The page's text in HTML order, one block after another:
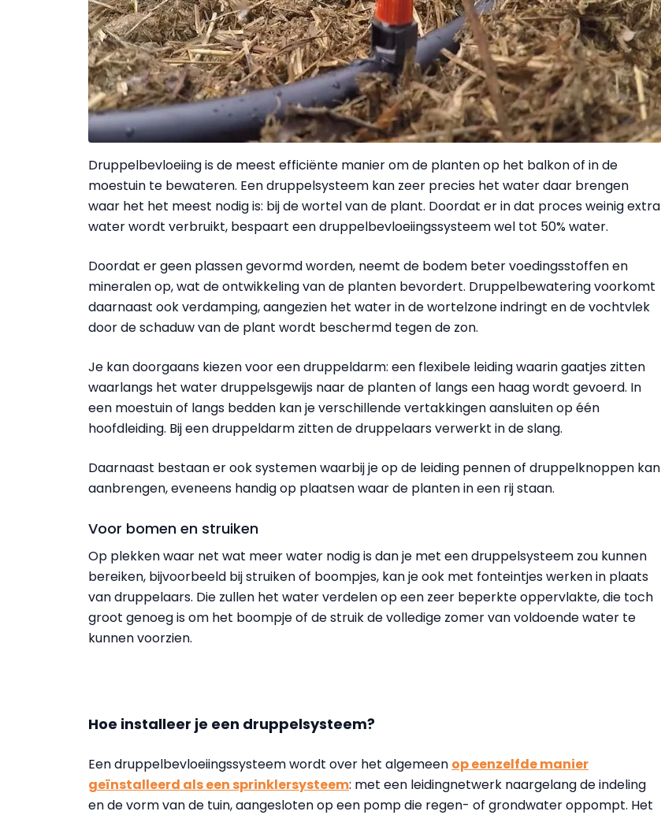
Druppelbevloeiing is de meest efficiënte manier om de planten op het balkon of in de
moestuin te bewateren. Een druppelsysteem kan zeer precies het water daar brengen
waar het het meest nodig is: bij de wortel van de plant. Doordat er in dat proces weinig extra
water wordt verbruikt, bespaart een druppelbevloeiingssysteem wel tot 50% water.
Doordat er geen plassen gevormd worden, neemt de bodem beter voedingsstoffen en
mineralen op, wat de ontwikkeling van de planten bevordert. Druppelbewatering voorkomt
daarnaast ook verdamping, aangezien het water in de wortelzone indringt en de vochtvlek
door de schaduw van de plant wordt beschermd tegen de zon.
Je kan doorgaans kiezen voor een druppeldarm: een flexibele leiding waarin gaatjes zitten
waarlangs het water druppelsgewijs naar de planten of langs een haag wordt gevoerd. In
een moestuin of langs bedden kan je verschillende vertakkingen aansluiten op één
hoofdleiding. Bij een druppeldarm zitten de druppelaars verwerkt in de slang.
Daarnaast bestaan er ook systemen waarbij je op de leiding pennen of druppelknoppen kan
aanbrengen, eveneens handig op plaatsen waar de planten in een rij staan.
Voor bomen en struiken
Op plekken waar net wat meer water nodig is dan je met een druppelsysteem zou kunnen
bereiken, bijvoorbeeld bij struiken of boompjes, kan je ook met fonteintjes werken in plaats
van druppelaars. Die zullen het water verdelen op een zeer beperkte oppervlakte, die toch
groot genoeg is om het boompje of de struik de volledige zomer van voldoende water te
kunnen voorzien.
Hoe installeer je een druppelsysteem?
Een druppelbevloeiingssysteem wordt over het algemeen op eenzelfde manier
geïnstalleerd als een sprinklersysteem: met een leidingnetwerk naargelang de indeling
en de vorm van de tuin, aangesloten op een pomp die regen- of grondwater oppompt. Het